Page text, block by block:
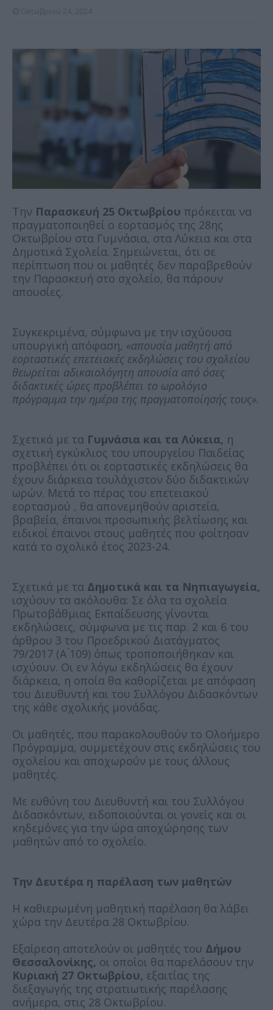
Την Παρασκευή 25 Οκτωβρίου πρόκειται να
πραγματοποιηθεί ο εορτασμός της 28ης
Οκτωβρίου στα Γυμνάσια, στα Λύκεια και στα
Δημοτικά Σχολεία. Σημειώνεται, ότι σε
περίπτωση που οι μαθητές δεν παραβρεθούν
την Παρασκευή στο σχολείο, θα πάρουν
απουσίες.
Συγκεκριμένα, σύμφωνα με την ισχύουσα
υπουργική απόφαση, «απουσία μαθητή από
εορταστικές επετειακές εκδηλώσεις του σχολείου
θεωρείται αδικαιολόγητη απουσία από όσες
διδακτικές ώρες προβλέπει το ωρολόγιο
πρόγραμμα την ημέρα της πραγματοποίησής τους».
Σχετικά με τα Γυμνάσια και τα Λύκεια, η
σχετική εγκύκλιος του υπουργείου Παιδείας
προβλέπει ότι οι εορταστικές εκδηλώσεις θα
έχουν διάρκεια τουλάχιστον δύο διδακτικών
ωρών. Μετά το πέρας του επετειακού
εορτασμού , θα απονεμηθούν αριστεία,
βραβεία, έπαινοι προσωπικής βελτίωσης και
ειδικοί έπαινοι στους μαθητές που φοίτησαν
κατά το σχολικό έτος 2023-24.
Σχετικά με τα Δημοτικά και τα Νηπιαγωγεία,
ισχύουν τα ακόλουθα: Σε όλα τα σχολεία
Πρωτοβάθμιας Εκπαίδευσης γίνονται
εκδηλώσεις, σύμφωνα με τις παρ. 2 και 6 του
άρθρου 3 του Προεδρικού Διατάγματος
79/2017 (Α ́109) όπως τροποποιήθηκαν και
ισχύουν. Οι εν λόγω εκδηλώσεις θα έχουν
διάρκεια, η οποία θα καθορίζεται με απόφαση
του Διευθυντή και του Συλλόγου Διδασκόντων
της κάθε σχολικής μονάδας.
Οι μαθητές, που παρακολουθούν το Ολοήμερο
Πρόγραμμα, συμμετέχουν στις εκδηλώσεις του
σχολείου και αποχωρούν με τους άλλους
μαθητές.
Με ευθύνη του Διευθυντή και του Συλλόγου
Διδασκόντων, ειδοποιούνται οι γονείς και οι
κηδεμόνες για την ώρα αποχώρησης των
μαθητών από το σχολείο.
Την Δευτέρα η παρέλαση των μαθητών
Η καθιερωμένη μαθητική παρέλαση θα λάβει
χώρα την Δευτέρα 28 Οκτωβρίου.
Εξαίρεση αποτελούν οι μαθητές του Δήμου
Θεσσαλονίκης, οι οποίοι θα παρελάσουν την
Κυριακή 27 Οκτωβρίου, εξαιτίας της
διεξαγωγής της στρατιωτικής παρέλασης
ανήμερα, στις 28 Οκτωβρίου.